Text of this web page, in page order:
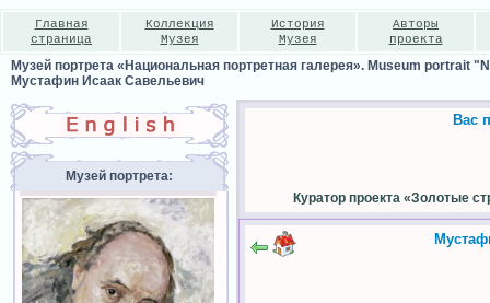
Главная
страница
Коллекция
Музея
История
Музея
Авторы
проекта
Музей портрета «Национальная портретная галерея». Museum portrait
Мустафин Исаак Савельевич
Музей портрета:
Вас
Куратор проекта «Золотые